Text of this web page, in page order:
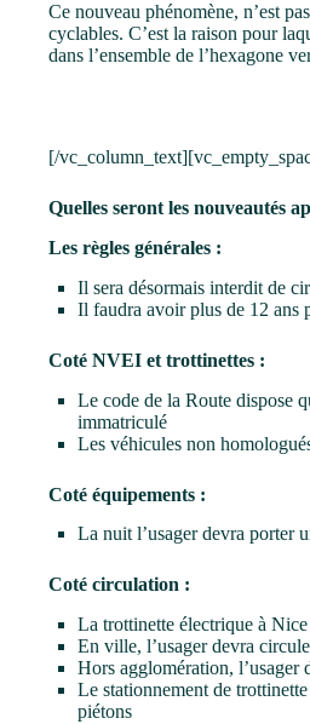
Ce nouveau phénomène, n’est
cyclables. C’est la raison pour
dans l’ensemble de l’hexagone
[/
Quelles seront les nouveautés
Les règles générales :
Il sera désormais interdit de
Il faudra avoir plus de 12 ans
Coté NVEI et trottinettes :
Le code de la Route dispose
immatriculé
Les véhicules non
Coté équipements :
La nuit l’usager devra porter
Coté circulation :
La trottinette électrique à
En ville, l’usager devra
Hors agglomération, l’usager
Le stationnement de
piétons